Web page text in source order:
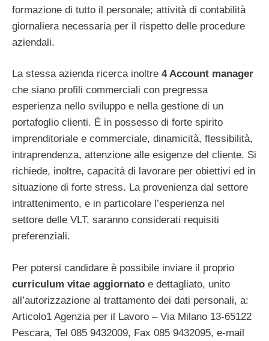
formazione di tutto il personale; attività di contabilità
giornaliera necessaria per il rispetto delle procedure
aziendali.
La stessa azienda ricerca inoltre 4 Account manager
che siano profili commerciali con pregressa
esperienza nello sviluppo e nella gestione di un
portafoglio clienti. È in possesso di forte spirito
imprenditoriale e commerciale, dinamicità, flessibilità,
intraprendenza, attenzione alle esigenze del cliente. Si
richiede, inoltre, capacità di lavorare per obiettivi ed in
situazione di forte stress. La provenienza dal settore
intrattenimento, e in particolare l’esperienza nel
settore delle VLT, saranno considerati requisiti
preferenziali.
Per potersi candidare è possibile inviare il proprio
curriculum vitae aggiornato e dettagliato, unito
all’autorizzazione al trattamento dei dati personali, a:
Articolo1 Agenzia per il Lavoro – Via Milano 13-65122
Pescara, Tel 085 9432009, Fax 085 9432095, e-mail